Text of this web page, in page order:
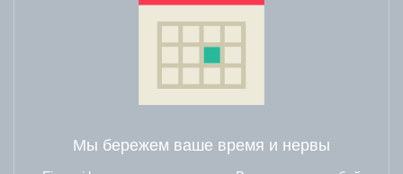
Мы бережем ваше время и нервы